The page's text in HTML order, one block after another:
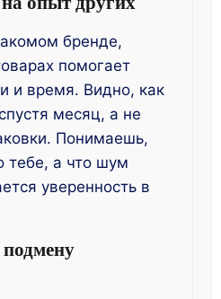
бренде,
помогает
и время. Видно, как
месяц, а не
Понимаешь,
тебе, а что шум
уверенность в